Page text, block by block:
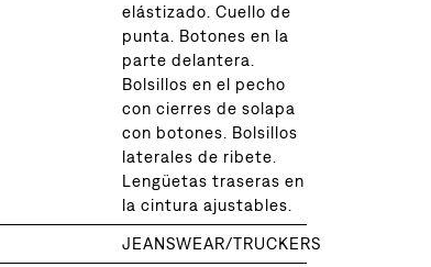
elástizado. Cuello de
punta. Botones en la
parte delantera.
Bolsillos en el pecho
con cierres de solapa
con botones. Bolsillos
laterales de ribete.
Lengüetas traseras en
la cintura ajustables.
JEANSWEAR/TRUCKERS